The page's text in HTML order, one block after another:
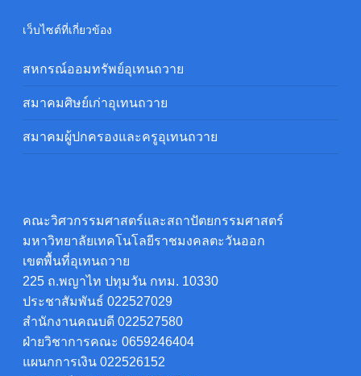
เว็บไซต์ที่เกี่ยวข้อง
สหกรณ์ออมทรัพย์อุเทนถวาย
สมาคมศิษย์เก่าอุเทนถวาย
สมาคมผู้ปกครองและครูอุเทนถวาย
คณะวิศวกรรมศาสตร์และสถาปัตยกรรมศาสตร์
มหาวิทยาลัยเทคโนโลยีราชมงคลตะวันออก
เขตพื้นที่อุเทนถวาย
225 ถ.พญาไท ปทุมวัน กทม. 10330
ประชาสัมพันธ์ 022527029
สำนักงานคณบดี 022527580
ฝ่ายวิชาการคณะ 0659246404
แผนกการเงิน 022526152